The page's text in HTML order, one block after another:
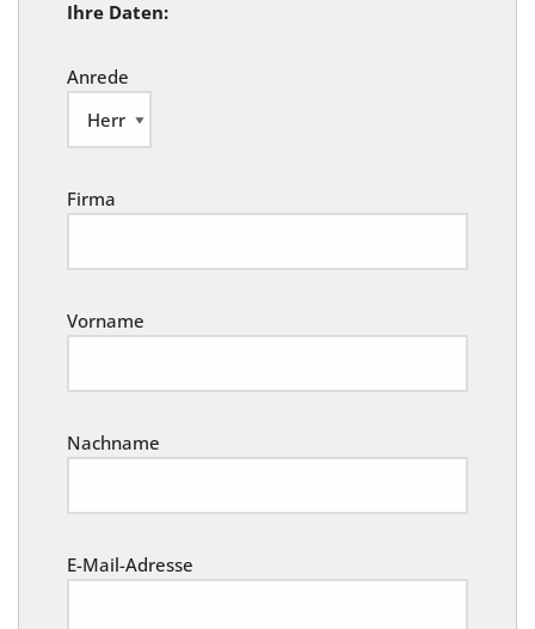
Ihre Daten:
Anrede
Firma
Vorname
Nachname
E-Mail-Adresse